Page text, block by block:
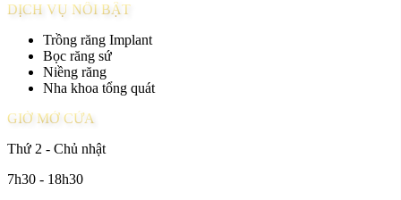
DỊCH VỤ NỔI BẬT
Trồng răng Implant
Bọc răng sứ
Niềng răng
Nha khoa tổng quát
GIỜ MỞ CỬA
Thứ 2 - Chủ nhật
7h30 - 18h30